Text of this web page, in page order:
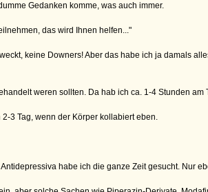
Gedanken komme, was auch immer.
das wird Ihnen helfen..."
keine Downers! Aber das habe ich ja damals
weren sollten. Da hab ich ca. 1-4 Stunden
3 Tag, wenn der Körper kollabiert eben.
habe ich die ganze Zeit gesucht. Nur